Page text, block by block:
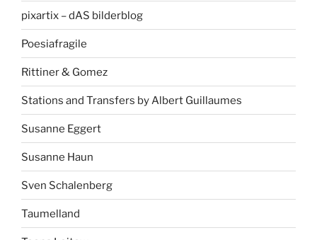
pixartix – dAS bilderblog
Poesiafragile
Rittiner & Gomez
Stations and Transfers by Albert Guillaumes
Susanne Eggert
Susanne Haun
Sven Schalenberg
Taumelland